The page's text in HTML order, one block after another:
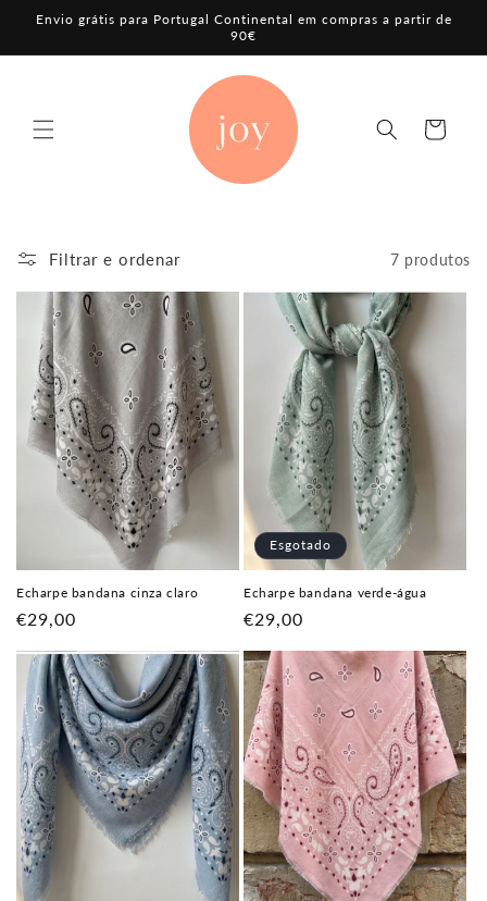
para o
Envio grátis para Portugal Continental em compras a partir de
90€
Carrinho
Filtrar e ordenar 7 produtos
Echarpe bandana cinza claro
Preço
€29,00
Esgotado
Echarpe bandana verde-água
Preço
€29,00